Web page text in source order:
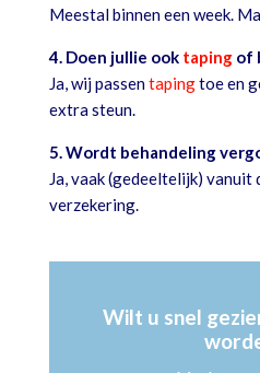
Meestal binnen een week.
4. Doen jullie ook tapingof
Ja, wij passentapingtoe en
extra steun.
5. Wordt behandeling
Ja, vaak (gedeeltelijk) vanuit
verzekering.
Wilt u snel